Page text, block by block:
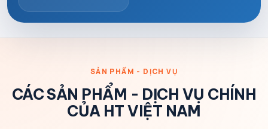
SẢN PHẨM - DỊCH VỤ
CÁC SẢN PHẨM - DỊCH VỤ CHÍNH
CỦA HT VIỆT NAM